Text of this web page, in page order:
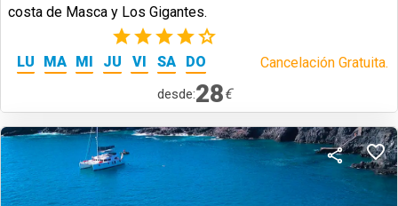
costa de Masca y Los Gigantes.
(3)
LU MA MI JU VI SA DO Cancelación Gratuita.
desde:28€